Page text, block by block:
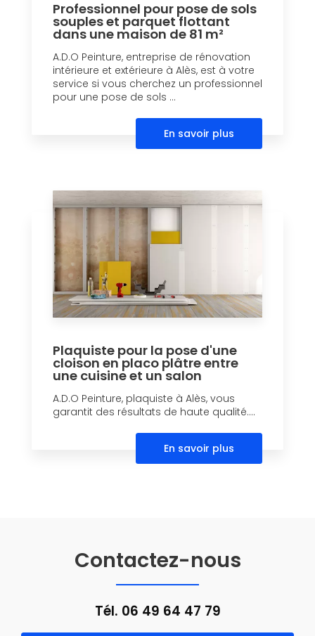
Professionnel pour pose de sols
souples et parquet flottant
dans une maison de 81 m²
A.D.O Peinture, entreprise de rénovation
intérieure et extérieure à Alès, est à votre
service si vous cherchez un professionnel
pour une pose de sols ...
En savoir plus
Plaquiste pour la pose d'une
cloison en placo plâtre entre
une cuisine et un salon
A.D.O Peinture, plaquiste à Alès, vous
garantit des résultats de haute qualité....
En savoir plus
Contactez-nous
Tél. 06 49 64 47 79